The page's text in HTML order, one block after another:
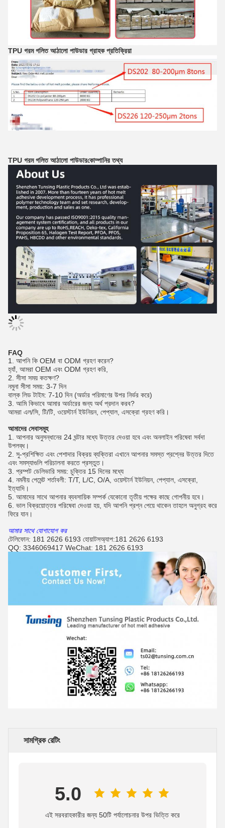
TPU গরম গলিত আঠালো পাউডার গ্রাহক প্রতিক্রিয়া
TPU গরম গলিত আঠালো পাউডারকোম্পানির তথ্য
FAQ
1. আপনি কি OEM বা ODM গ্রহণ করেন?
হ্যাঁ, আমরা OEM এবং ODM গ্রহণ করি,
2. সীসা সময় কতক্ষণ?
নমুনা সীসা সময়: 3-7 দিন
বাল্ক লিড টাইম: 7-10 দিন (অর্ডার পরিমাণের উপর নির্ভর করে)
3. আমি কিভাবে আমার অর্ডারের জন্য অর্থ প্রদান করব?
আমরা এল/সি, টি/টি, ওয়েস্টার্ন ইউনিয়ন, পেপ্যাল, এসক্রো গ্রহণ করি।
আমাদের সেবাসমূহ
1. আপনার অনুসন্ধানের 24 ঘন্টার মধ্যে উত্তর দেওয়া হবে এবং অনলাইন পরিষেবা সর্বদা
উপলব্ধ।
2. সু-প্রশিক্ষিত এবং পেশাদার বিক্রয় ব্যক্তিরা এখানে আপনার সমস্ত প্রশ্নের উত্তর দিতে
এবং সমস্যাগুলি পরিচালনা করতে প্রস্তুত।
3. প্রম্পট ডেলিভারি সময়: চুক্তির 15 দিনের মধ্যে
4. নমনীয় পেমেন্ট শর্তাবলী: T/T, L/C, O/A, ওয়েস্টার্ন ইউনিয়ন, পেপ্যাল, এসক্রো,
ইত্যাদি।
5. আমাদের সাথে আপনার ব্যবসায়িক সম্পর্ক যেকোনো তৃতীয় পক্ষের কাছে গোপনীয় হবে।
6. ভাল বিক্রয়োত্তর পরিষেবা দেওয়া হয়, যদি আপনি প্রশ্ন পেয়ে থাকেন তাহলে অনুগ্রহ করে
ফিরে যান।
আমার সাথে যোগাযোগ কর
টেলিফোন: 181 2626 6193 হোয়াটসঅ্যাপ:181 2626 6193
QQ: 3346069417 WeChat: 181 2626 6193
সামগ্রিক রেটিং
5.0
এই সরবরাহকারীর জন্য 50টি পর্যালোচনার উপর ভিত্তি করে